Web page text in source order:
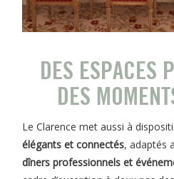
DES ESPACES
DES
Le Clarence met aussi à
élégants et connectés, adaptés
dîners professionnels et